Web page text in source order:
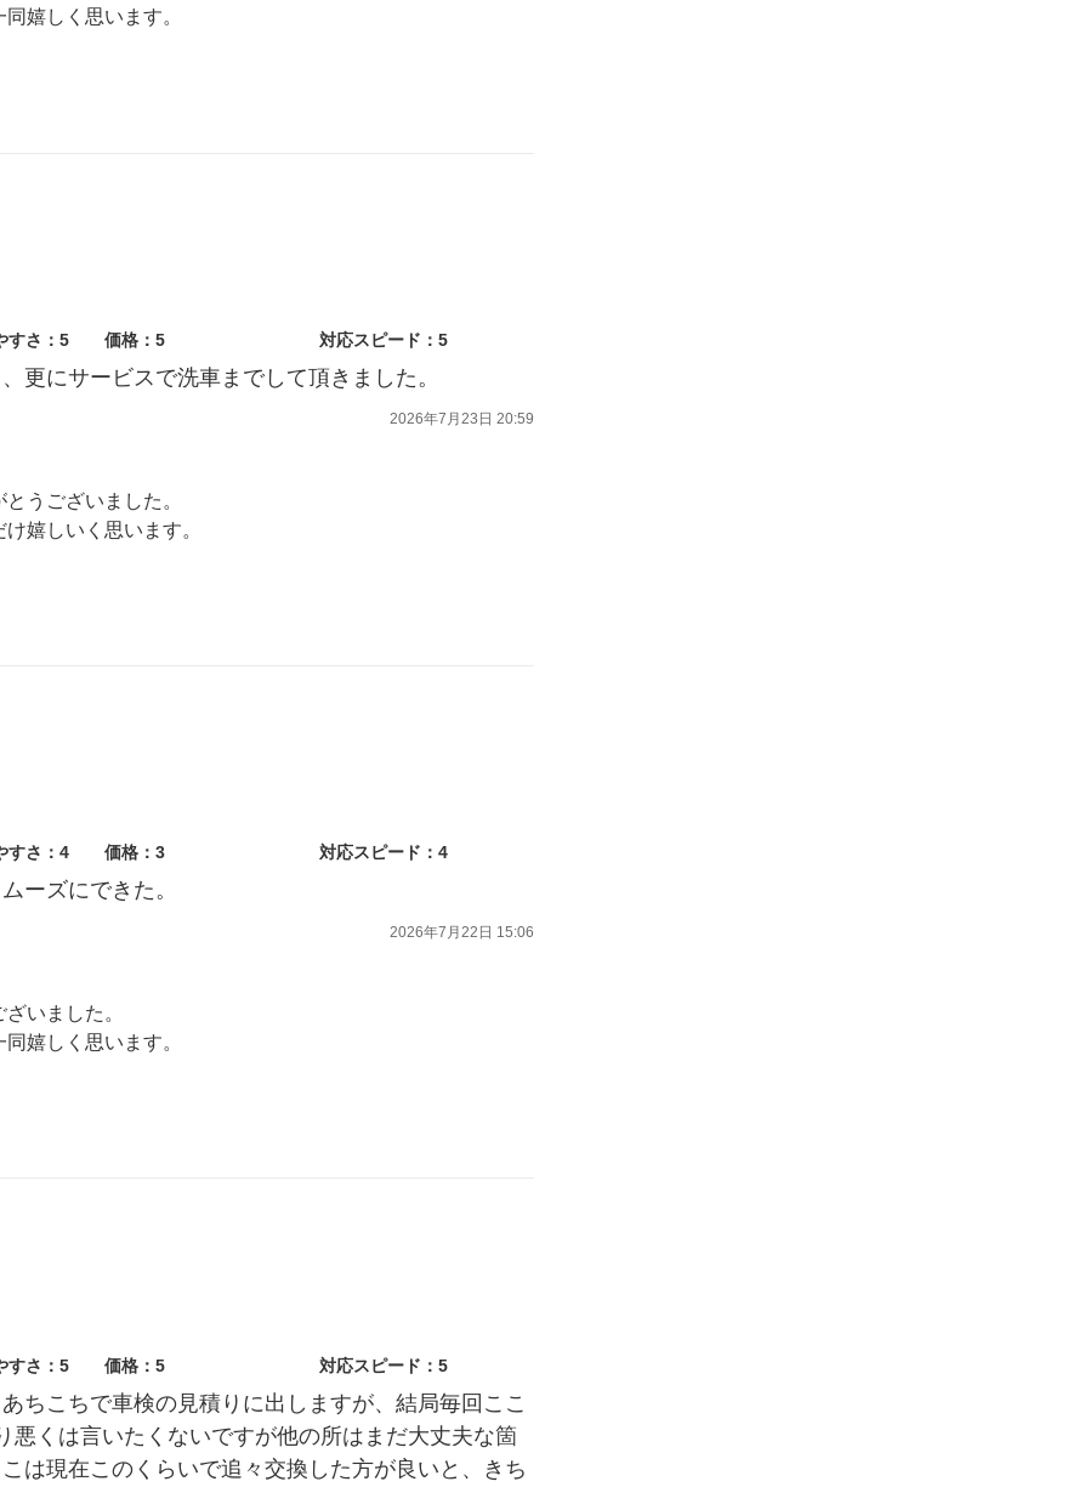
嬉しく思います。
気軽にご相談ください。
すさ：5 価格：5 対応スピード：5
更にサービスで洗車までして頂きました。
2026年7月23日 20:59
うございました。
嬉しいく思います。
すさ：4 価格：3 対応スピード：4
ーズにできた。
2026年7月22日 15:06
いました。
嬉しく思います。
気軽にご相談ください。
すさ：5 価格：5 対応スピード：5
ちこちで車検の見積りに出しますが、結局毎回ここ
悪くは言いたくないですが他の所はまだ大丈夫な箇
は現在このくらいで追々交換した方が良いと、きち